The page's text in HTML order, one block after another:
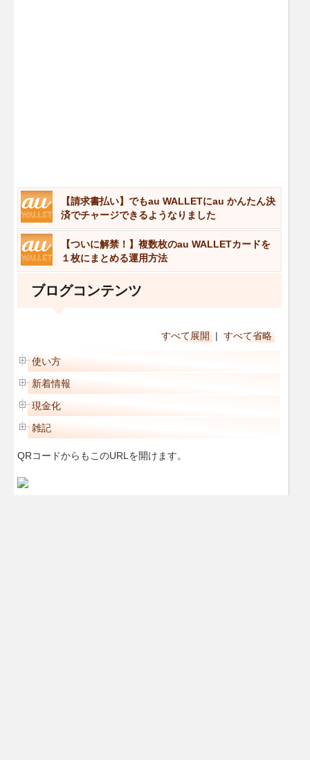
【請求書払い】でもau WALLETにau かんたん決
済でチャージできるようなりました
【ついに解禁！】複数枚のau WALLETカードを
１枚にまとめる運用方法
ブログコンテンツ
すべて展開 | すべて省略
使い方
新着情報
現金化
雑記
QRコードからもこのURLを開けます。